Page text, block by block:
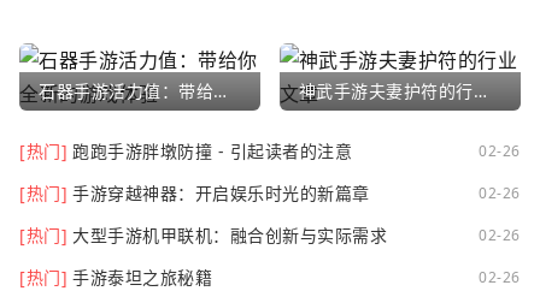
石器手游活力值：带给你全新的游戏体验 神武手游夫妻护符的行业文章
[热门] 跑跑手游胖墩防撞 - 引起读者的注意 02-26
[热门] 手游穿越神器：开启娱乐时光的新篇章 02-26
[热门] 大型手游机甲联机：融合创新与实际需求 02-26
[热门] 手游泰坦之旅秘籍 02-26